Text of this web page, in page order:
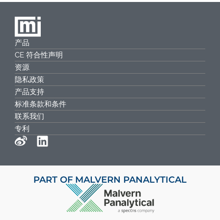
产品
CE 符合性声明
资源
隐私政策
产品支持
标准条款和条件
联系我们
专利
PART OF MALVERN PANALYTICAL